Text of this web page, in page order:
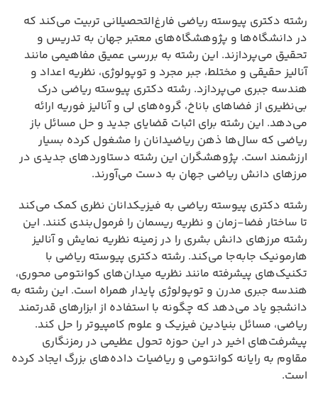
رشته دکتری پیوسته ریاضی فارغ‌التحصیلانی تربیت می‌کند که
در دانشگاه‌ها و پژوهشگاه‌های معتبر جهان به تدریس و
تحقیق می‌پردازند. این رشته به بررسی عمیق مفاهیمی مانند
آنالیز حقیقی و مختلط، جبر مجرد و توپولوژی، نظریه اعداد و
هندسه جبری می‌پردازد. رشته دکتری پیوسته ریاضی درک
بی‌نظیری از فضاهای باناخ، گروه‌های لی و آنالیز فوریه ارائه
می‌دهد. این رشته برای اثبات قضایای جدید و حل مسائل باز
ریاضی که سال‌ها ذهن ریاضیدانان را مشغول کرده بسیار
ارزشمند است. پژوهشگران این رشته دستاوردهای جدیدی در
مرزهای دانش ریاضی جهان به دست می‌آورند.
رشته دکتری پیوسته ریاضی به فیزیکدانان نظری کمک می‌کند
تا ساختار فضا-زمان و نظریه ریسمان را فرمول‌بندی کنند. این
رشته مرزهای دانش بشری را در زمینه نظریه نمایش و آنالیز
هارمونیک جابه‌جا می‌کند. رشته دکتری پیوسته ریاضی با
تکنیک‌های پیشرفته مانند نظریه میدان‌های کوانتومی محوری،
هندسه جبری مدرن و توپولوژی پایدار همراه است. این رشته به
دانشجو یاد می‌دهد که چگونه با استفاده از ابزارهای قدرتمند
ریاضی، مسائل بنیادین فیزیک و علوم کامپیوتر را حل کند.
پیشرفت‌های اخیر در این حوزه تحول عظیمی در رمزنگاری
مقاوم به رایانه کوانتومی و ریاضیات داده‌های بزرگ ایجاد کرده
است.